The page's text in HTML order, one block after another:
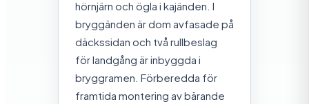
hörnjärn och ögla i kajänden. I
bryggänden är dom avfasade på
däckssidan och två rullbeslag
för landgång är inbyggda i
bryggramen. Förberedda för
framtida montering av bärande